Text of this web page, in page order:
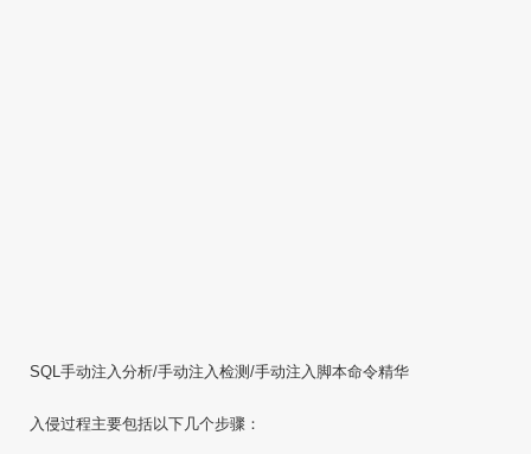
SQL手动注入分析/手动注入检测/手动注入脚本命令精华
入侵过程主要包括以下几个步骤：